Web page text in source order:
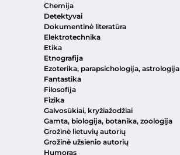
Chemija
Detektyvai
Dokumentinė literatūra
Elektrotechnika
Etika
Etnografija
Ezoterika, parapsichologija, astrologija
Fantastika
Filosofija
Fizika
Galvosūkiai, kryžiažodžiai
Gamta, biologija, botanika, zoologija
Grožinė lietuvių autorių
Grožinė užsienio autorių
Humoras